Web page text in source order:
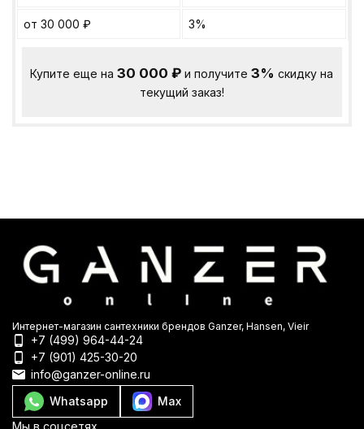
от 30 000 ₽ 3%
Купите еще на30 000₽ и получите3% скидку на
текущий заказ!
Интернет-магазин сантехники брендов Ganzer, Hansen, Vieir
+7 (499) 964-44-24
+7 (901) 425-30-20
info@ganzer-online.ru
Whatsapp
Max
Мы в соцсетях